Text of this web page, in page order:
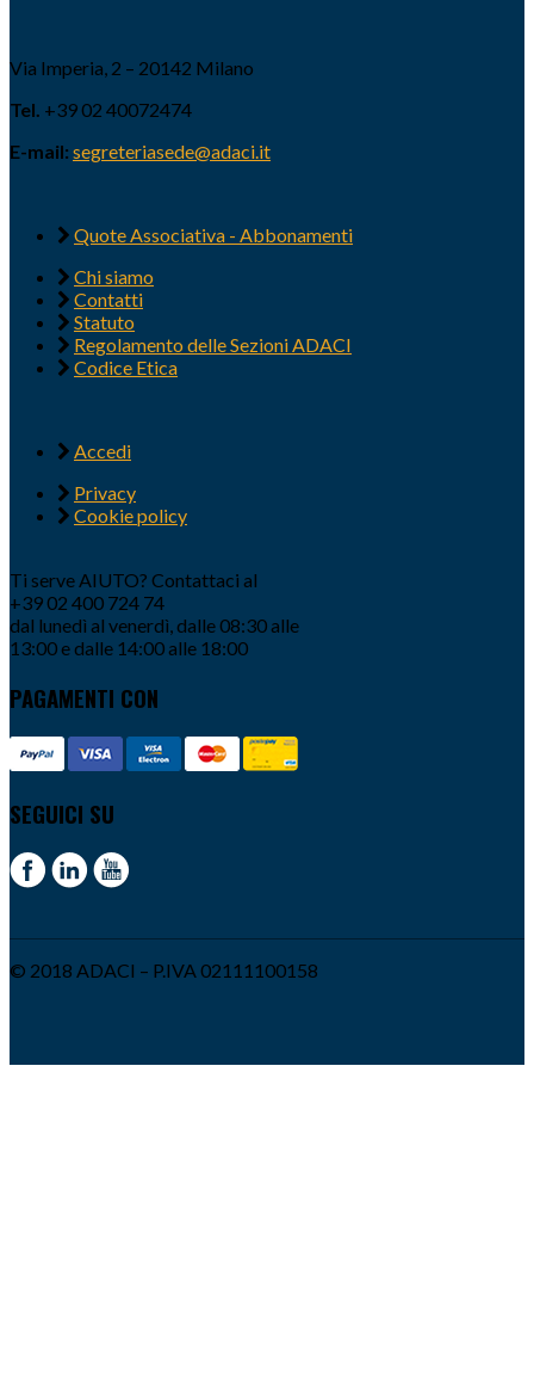
Via Imperia, 2 – 20142 Milano
Tel. +39 02 40072474
E-mail: segreteriasede@adaci.it
Quote Associativa - Abbonamenti
Chi siamo
Contatti
Statuto
Regolamento delle Sezioni ADACI
Codice Etica
Accedi
Privacy
Cookie policy
Ti serve AIUTO? Contattaci al
+39 02 400 724 74
dal lunedì al venerdì, dalle 08:30 alle
13:00 e dalle 14:00 alle 18:00
PAGAMENTI CON
SEGUICI SU
© 2018 ADACI – P.IVA 02111100158